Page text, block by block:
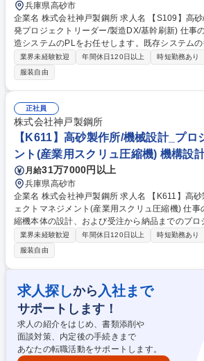
兵庫県高砂市
企業名 株式会社神戸製鋼所 求人名 【S109】高砂/社内SE(システム企画開
発プロジェクトリーダー/製造DX/基幹刷新) 仕事の内容 高砂製作所にて製
造システムのPLをお任せします。既存システム
ートし、将来的にはホストコンピュータの刷新に
やパッケージ導入の主導を期待しています。 素形材事業部門（鋳鍛鋼、チ
タン、鉄粉等）のIT戦略を担います。 (1) 既存シ
修案件の管理・予算管理 (2) レガシーシステム（
クト参画 (3) 工場メンバーとの業務プロセス整理
p分析の主導 ITの立場から経営課題解決に直接関
ポジションです。将来は海外拠点含めた多彩なキ
募集職種 【S109】高砂/社内SE(システム企画開
製造DX/基幹刷新)
業界未経験歓迎 年間休日120日以上 時短勤務あり
服装自由
正社員
株式会社神戸製鋼所
【K611】高砂製作所/機械設計_プロ
ント(産業用スクリュ圧縮機) 機構設
月給31万7000円以上
兵庫県高砂市
企業名 株式会社神戸製鋼所 求人名 【K611】高砂製作所/機械設計_プロジ
ェクトマネジメント(産業用スクリュ圧縮機) 仕事の内容 産業用スクリュ圧
縮機本体の設計、および受注から納品までのプロ
仕様調整、見積、設計、社内製造部門との連携ま
合エンジニア」を目指せます。 (1)スクリュ圧縮機本体の基本構造設計・
開発 (2)顧客仕様に基づいた見積・技術交渉・プ
点(米・中等)との連携、グローバル案件の推進 入
ら開始し、半年から1年で主担当をお任せします
が社内で組み立てられ、出荷される瞬間を見届け
す。将来的な海外駐在のチャンスも豊富です。 募集職種 【K611】高砂製
作所/機械設計_プロジェクトマネジメント(産業
業界未経験歓迎 年間休日120日以上 時短勤務あり
服装自由
求人探しから 入社まで
サポートします！
求人の紹介をはじめ、書類添削や
面談対策、内定後の手続きまで
あなたの転職活動をサポートします。